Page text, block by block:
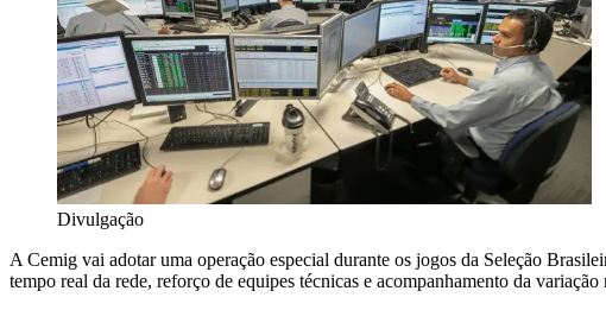
Divulgação
A Cemig vai adotar uma operação especial durante os jogos da Seleção
tempo real da rede, reforço de equipes técnicas e acompanhamento da